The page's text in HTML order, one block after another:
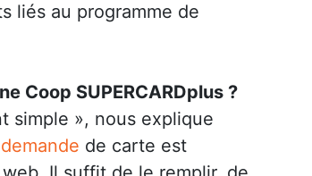
liés au programme de
Coop SUPERCARDplus ?
simple », nous explique
de carte est